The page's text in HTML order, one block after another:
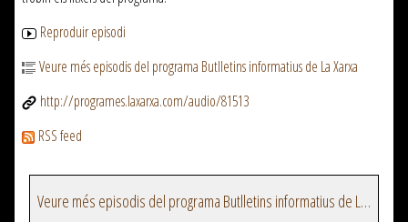
Reproduir episodi
Veure més episodis del programa Butlletins informatius de La Xarxa
http://programes.laxarxa.com/audio/81513
RSS feed
Veure més episodis del programa Butlletins informatius de La Xarxa